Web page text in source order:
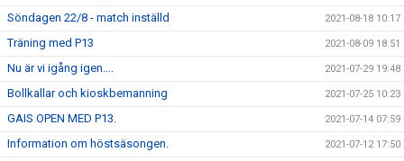
Söndagen 22/8 - match inställd 2021-08-18 10:17
Träning med P13 2021-08-09 18:51
Nu är vi igång igen.... 2021-07-29 19:48
Bollkallar och kioskbemanning 2021-07-25 10:23
GAIS OPEN MED P13. 2021-07-14 07:59
Information om höstsäsongen. 2021-07-12 17:50